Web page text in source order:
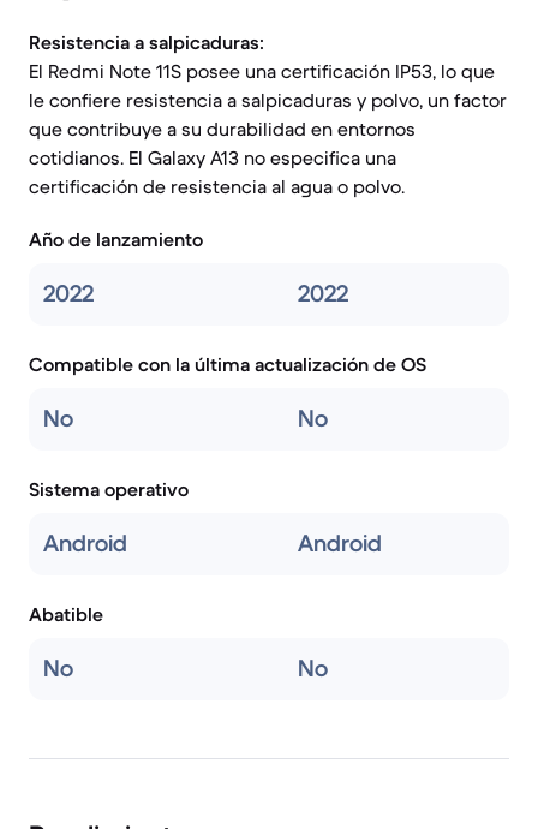
Resistencia a salpicaduras:
El Redmi Note 11S posee una certificación IP53, lo que
le confiere resistencia a salpicaduras y polvo, un factor
que contribuye a su durabilidad en entornos
cotidianos. El Galaxy A13 no especifica una
certificación de resistencia al agua o polvo.
Año de lanzamiento
2022 2022
Compatible con la última actualización de OS
No No
Sistema operativo
Android Android
Abatible
No No